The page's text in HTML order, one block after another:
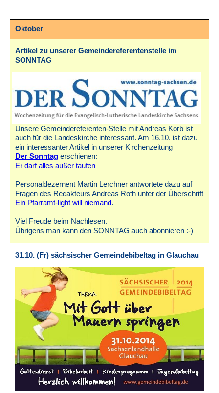
Oktober
Artikel zu unserer Gemeindereferentenstelle im
SONNTAG
Unsere Gemeindereferenten-Stelle mit Andreas Korb ist
auch für die Landeskirche interessant. Am 16.10. ist dazu
ein interessanter Artikel in unserer Kirchenzeitung
Der Sonntag erschienen:
Er darf alles außer taufen
Personaldezernent Martin Lerchner antwortete dazu auf
Fragen des Redakteurs Andreas Roth unter der Überschrift
Ein Pfarramt-light will niemand.
Viel Freude beim Nachlesen.
Übrigens man kann den SONNTAG auch abonnieren :-)
31.10. (Fr) sächsischer Gemeindebibeltag in Glauchau